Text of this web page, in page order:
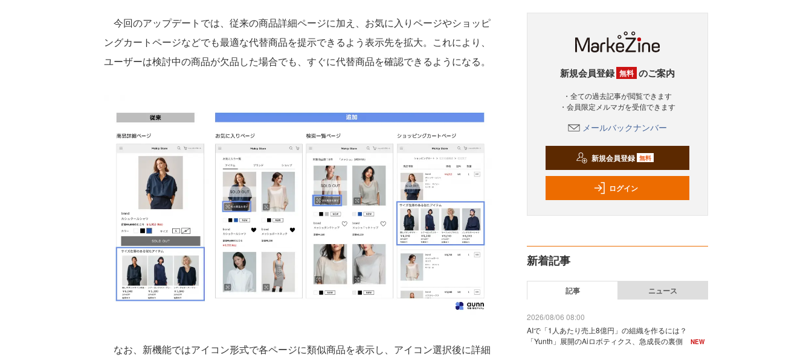
今回のアップデートでは、従来の商品詳細ページに加え、お気に入りページやショッピ
ングカートページなどでも最適な代替商品を提示できるよう表示先を拡大。これにより、
ユーザーは検討中の商品が欠品した場合でも、すぐに代替商品を確認できるようになる。
なお、新機能ではアイコン形式で各ページに類似商品を表示し、アイコン選択後に詳細
新規会員登録 無料 のご案内
・全ての過去記事が閲覧できます
・会員限定メルマガを受信できます
メールバックナンバー
新規会員登録 無料
ログイン
新着記事
記事 ニュース
2026/08/06 08:00
AIで「1人あたり売上8億円」の組織を作るには？
「Yunth」展開のAiロボティクス、急成長の裏側
NEW